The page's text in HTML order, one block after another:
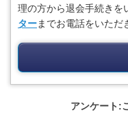
理の方から退会手続きを
ターまでお電話をいただ
アンケート: